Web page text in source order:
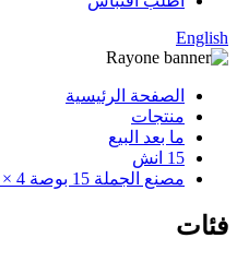
English
الصفحة الرئيسية
منتجات
ما بعد البيع
15 انش
مصنع الجملة 15 بوصة 4 × 100 جنوط عجلات السيارة
فئات